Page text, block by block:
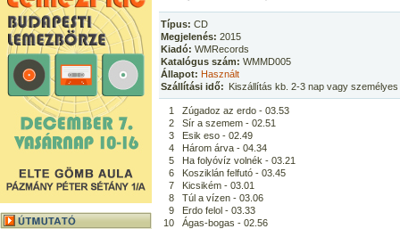
Típus: CD
Megjelenés: 2015
Kiadó: WMRecords
Katalógus szám: WMMD005
Állapot: Használt
Szállítási idő: Kiszállítás kb. 2-3 nap vagy
1
Zúgadoz az erdo - 03.53
2
Sír a szemem - 02.51
3
Esik eso - 02.49
4
Három árva - 04.34
5
Ha folyóvíz volnék - 03.21
6
Kosziklán felfutó - 03.45
7
Kicsikém - 03.01
8
Túl a vízen - 03.06
9
Erdo felol - 03.33
10
Ágas-bogas - 02.56